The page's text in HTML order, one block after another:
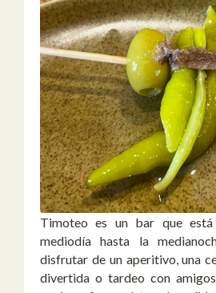
Timoteo es un bar que
mediodía hasta la
disfrutar de un aperitivo, una
divertida o tardeo con